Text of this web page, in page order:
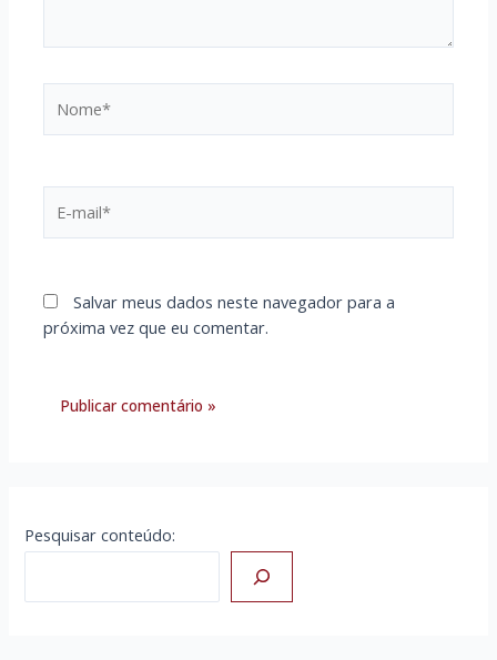
mail*
Salvar meus dados neste navegador para a
próxima vez que eu comentar.
Pesquisar conteúdo: